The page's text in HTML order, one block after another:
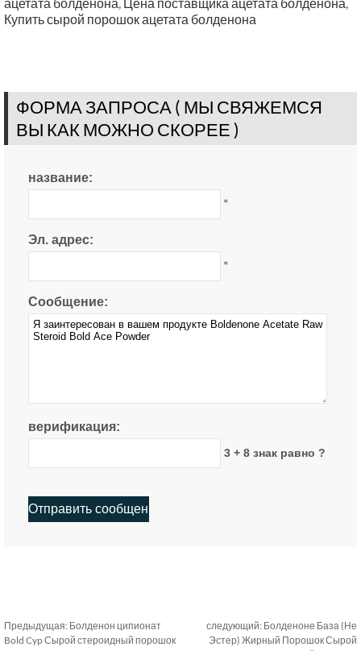
Купить сырой порошок ацетата болденона
ФОРМА ЗАПРОСА ( МЫ СВЯЖЕМСЯ
ВЫ КАК МОЖНО СКОРЕЕ )
название:
*
Эл. адрес:
*
Сообщение:
верификация:
3 + 8 знак равно ?
Предыдущая: Болденон ципионат
Bold Cyp Сырой стероидный порошок
следующий: Болденоне База (Не
Эстер) Жирный Порошок Сырой